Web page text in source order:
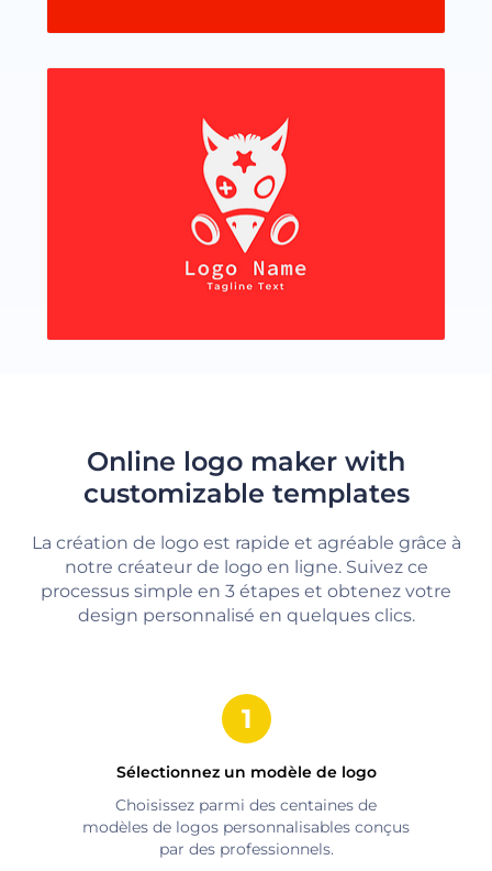
Online logo maker with
customizable templates
La création de logo est rapide et agréable grâce à
notre créateur de logo en ligne. Suivez ce
processus simple en 3 étapes et obtenez votre
design personnalisé en quelques clics.
Sélectionnez un modèle de logo
Choisissez parmi des centaines de
modèles de logos personnalisables conçus
par des professionnels.